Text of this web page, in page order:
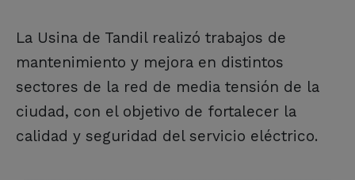
La Usina de Tandil realizó trabajos de
mantenimiento y mejora en distintos
sectores de la red de media tensión de la
ciudad, con el objetivo de fortalecer la
calidad y seguridad del servicio eléctrico.